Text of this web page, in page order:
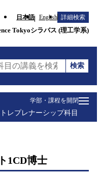
日本語 English 詳細検索
Tokyoシラバス (理工学系)
の講義を検索（講義名
検索
学部・課程を開閉
レプレナーシップ科目
1CD博士